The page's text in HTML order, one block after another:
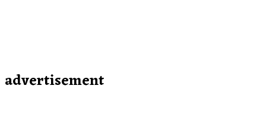
advertisement